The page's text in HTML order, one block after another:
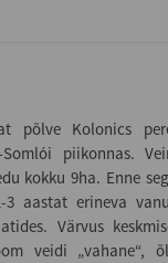
põlve Kolonics
piikonnas.
kokku 9ha. Enne
3 aastat erineva
Värvus
veidi „vahane“,